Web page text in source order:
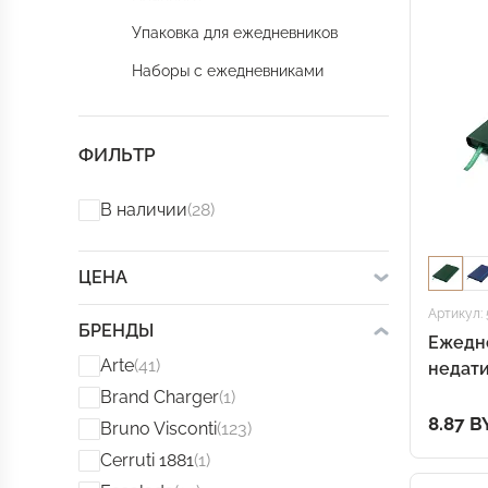
Упаковка для ежедневников
Наборы с ежедневниками
ФИЛЬТР
В наличии(28)
ЦЕНА
БРЕНДЫ
Arte(41)
Brand Charger(1)
Bruno Visconti(123)
Cerruti 1881(1)
Артикул:
8.87